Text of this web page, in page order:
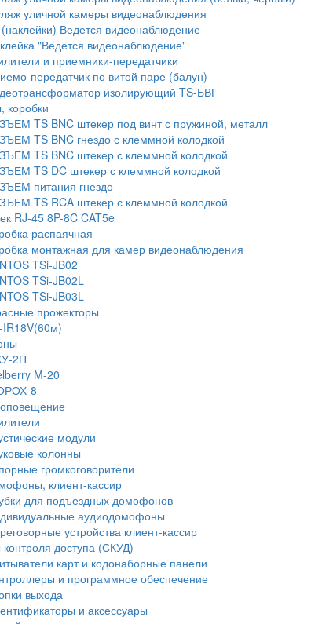
уличной камеры видеонаблюдения
Ведется видеонаблюдение
"Ведется видеонаблюдение"
и приемники-передатчики
передатчик по витой паре (балун)
изолирующий TS-БВГ
коробки
TS BNC штекер под винт с пружиной, металл
TS BNC гнездо с клеммной колодкой
TS BNC штекер с клеммной колодкой
TS DC штекер с клеммной колодкой
питания гнездо
TS RCA штекер с клеммной колодкой
RJ-45 8P-8C CAT5e
распаячная
монтажная для камер видеонаблюдения
TSi-JB02
TSi-JB02L
TSi-JB03L
прожекторы
IR18V(60м)
2П
M-20
8
модули
колонны
громкоговорители
клиент-кассир
для подъездных домофонов
аудиодомофоны
устройства клиент-кассир
доступа (СКУД)
карт и кодонаборные панели
и программное обеспечение
выхода
и аксессуары